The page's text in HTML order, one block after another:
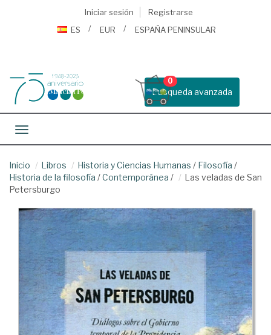
Iniciar sesión
Registrarse
ES
EUR ESPAÑA PENINSULAR
Busqueda avanzada
0
Toggle navigation
Inicio Libros Historia y Ciencias Humanas / Filosofía /
Historia de la filosofía /Contemporánea /
Las veladas de San
Petersburgo